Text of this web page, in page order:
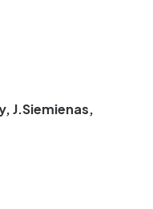
J.Siemienas,